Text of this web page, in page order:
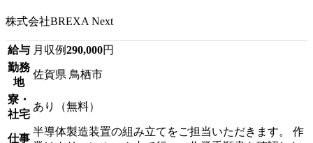
株式会社BREXA Next
給与 月収例290,000円
勤務
地
佐賀県 鳥栖市
寮・
社宅
あり（無料）
仕事
半導体製造装置の組み立てをご担当いただきます。 作